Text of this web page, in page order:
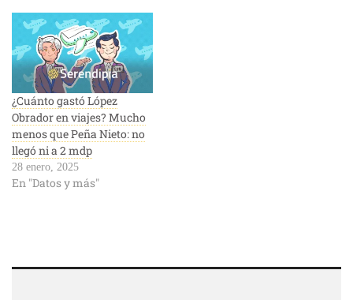
¿Cuánto gastó López
Obrador en viajes? Mucho
menos que Peña Nieto: no
llegó ni a 2 mdp
28 enero, 2025
En "Datos y más"